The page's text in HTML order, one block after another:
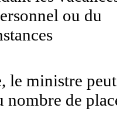
ou du
le ministre
nombre de